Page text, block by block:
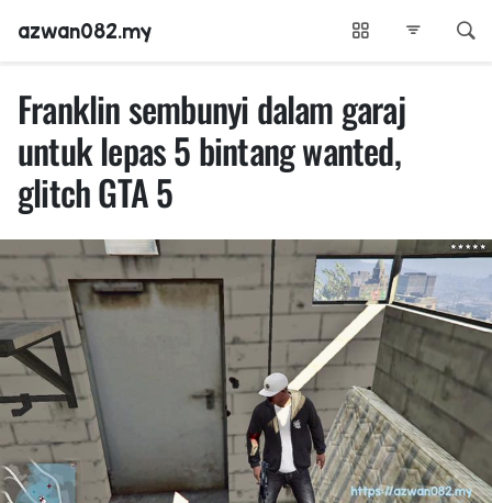
azwan082.my
Franklin sembunyi dalam garaj
untuk lepas 5 bintang wanted,
glitch GTA 5